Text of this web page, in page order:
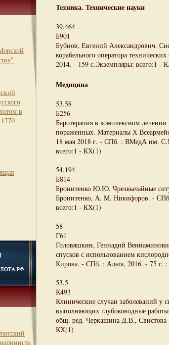
в
Техника. Технические науки
39.464
Б901
Бубнов, Евгений Александрович.
корабельного оператора
2014. - 159 с.Экземпляры: всего:1 -
Медицина
53.58
Б256
Баротерапия в комплексном
пораженных. Материалы Х
18 мая 2018 г. - СПб. : ВМедА им.
всего:1 - КХ(1)
54.194
Б814
Бронитенко Ю.Ю. Чрезвычайные
Бронитенко, А. М. Никифоров. -
всего:1 - КХ(1)
58
Г61
Головяшкин, Геннадий
спусков с использованием
Кирова. - СПб. : Альта, 2016. - 75 с.
53.5
К493
Клинические случаи заболеваний у
выполняющих глубоководные
общ. ред. Черкашина Д.В.,
КХ(1)